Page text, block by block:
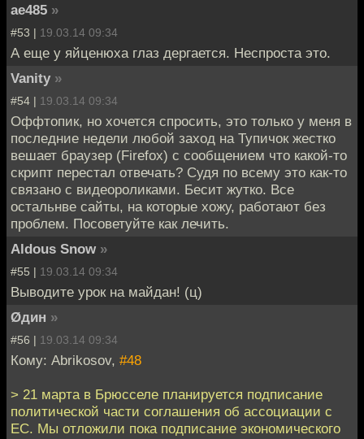
ae485 »
#53 | 19.03.14 09:34
А еще у яйценюха глаз дергается. Неспроста это.
Vanity »
#54 | 19.03.14 09:34
Оффтопик, но хочется спросить, это только у меня в
последние недели любой заход на Тупичок жестко
вешает браузер (Firefox) с сообщением что какой-то
скрипт перестал отвечать? Судя по всему это как-то
связано с видеороликами. Бесит жутко. Все
остальнве сайты, на которые хожу, работают без
проблем. Посоветуйте как лечить.
Aldous Snow »
#55 | 19.03.14 09:34
Выводите урок на майдан! (ц)
Øдин »
#56 | 19.03.14 09:34
Кому: Abrikosov, #48
> 21 марта в Брюсселе планируется подписание
политической части соглашения об ассоциации с
ЕС. Мы отложили пока подписание экономического